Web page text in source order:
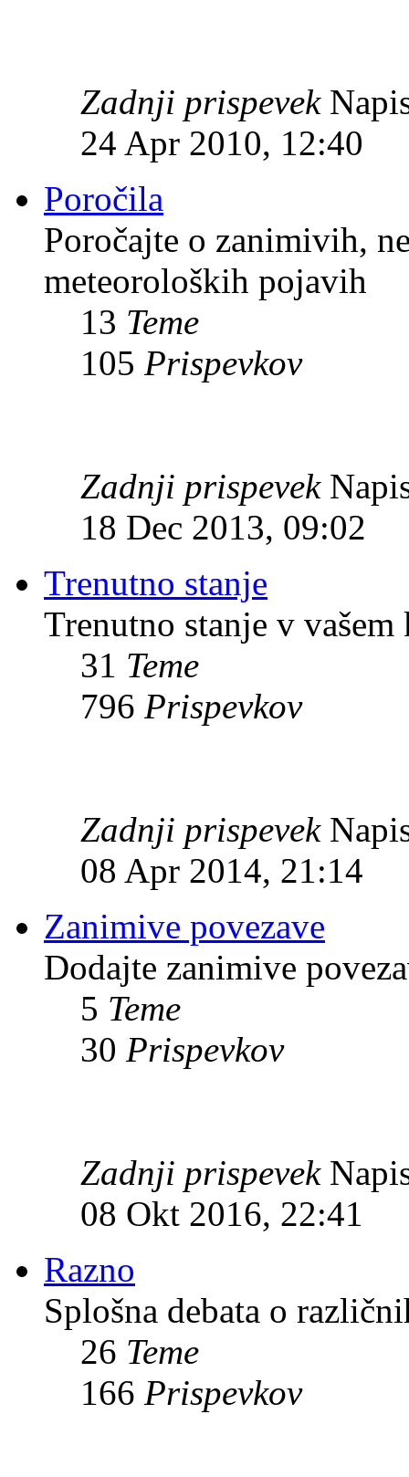
Zadnji prispevek
24 Apr 2010, 12:40
Poročila
Poročajte o zanimivih,
meteoroloških pojavih
13 Teme
105 Prispevkov
Zadnji prispevek
18 Dec 2013, 09:02
Trenutno stanje
Trenutno stanje v vašem
31 Teme
796 Prispevkov
Zadnji prispevek
08 Apr 2014, 21:14
Zanimive povezave
Dodajte zanimive
5 Teme
30 Prispevkov
Zadnji prispevek
08 Okt 2016, 22:41
Razno
Splošna debata o
26 Teme
166 Prispevkov